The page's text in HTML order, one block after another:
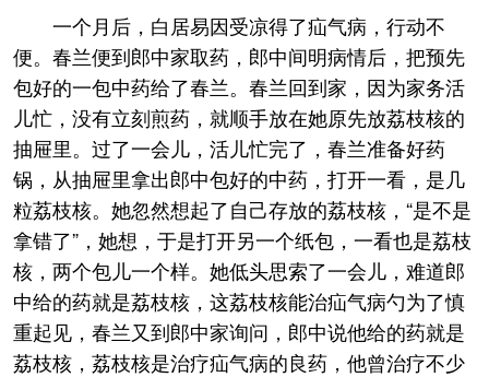
一个月后，白居易因受凉得了疝气病，行动不
便。春兰便到郎中家取药，郎中间明病情后，把预先
包好的一包中药给了春兰。春兰回到家，因为家务活
儿忙，没有立刻煎药，就顺手放在她原先放荔枝核的
抽屉里。过了一会儿，活儿忙完了，春兰准备好药
锅，从抽屉里拿出郎中包好的中药，打开一看，是几
粒荔枝核。她忽然想起了自己存放的荔枝核，“是不是
拿错了”，她想，于是打开另一个纸包，一看也是荔枝
核，两个包儿一个样。她低头思索了一会儿，难道郎
中给的药就是荔枝核，这荔枝核能治疝气病勺为了慎
重起见，春兰又到郎中家询问，郎中说他给的药就是
荔枝核，荔枝核是治疗疝气病的良药，他曾治疗不少